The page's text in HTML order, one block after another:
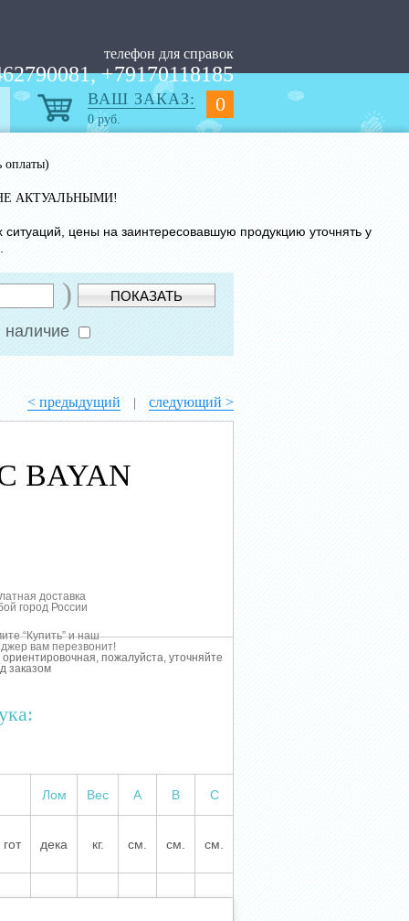
телефон для справок
+79170118185
0
ВАШ ЗАКАЗ:
0руб.
оплаты)
АКТУАЛЬНЫМИ!
цены на заинтересовавшую продукцию уточнять у
) ПОКАЗАТЬ
наличие
< предыдущий | следующий >
BAYAN
доставка
город России
“Купить” и наш
вам перезвонит!
пожалуйста, уточняйте
заказом
Лом Вес А В С
гот дека кг. см. см. см.